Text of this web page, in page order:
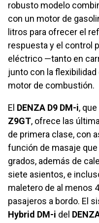
robusto modelo
con un motor de
litros para ofrecer el
respuesta y el control
eléctrico —tanto en
junto con la
motor de combustión.
El DENZA D9 DM-i,
Z9GT, ofrece las
de primera clase, con
función de masaje
grados, además de
siete asientos, e
maletero de al menos
pasajeros a bordo. El
Hybrid DM-i del